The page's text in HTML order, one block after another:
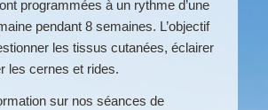
programmées à un rythme d’une
pendant 8 semaines. L’objectif
les tissus cutanées, éclairer
les cernes et rides.
sur nos séances de